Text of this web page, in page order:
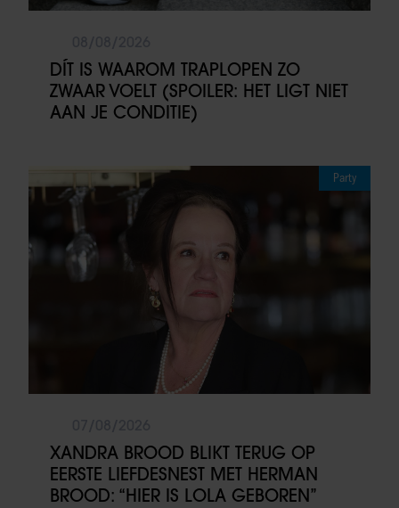
DÍT IS WAAROM TRAPLOPEN ZO
ZWAAR VOELT (SPOILER: HET LIGT NIET
AAN JE CONDITIE)
Party
XANDRA BROOD BLIKT TERUG OP
EERSTE LIEFDESNEST MET HERMAN
BROOD: “HIER IS LOLA GEBOREN”